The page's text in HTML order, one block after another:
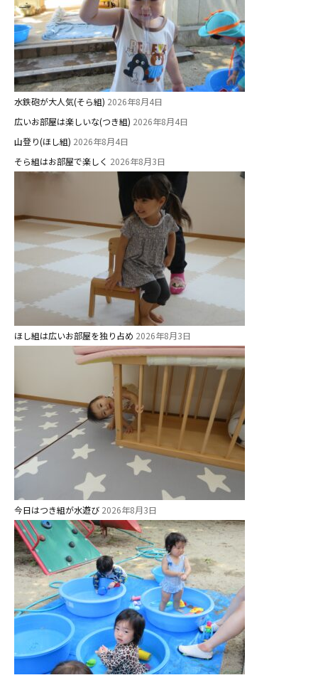
水鉄砲が大人気(そら組) 2026年8月4日
広いお部屋は楽しいな(つき組) 2026年8月4日
山登り(ほし組) 2026年8月4日
そら組はお部屋で楽しく 2026年8月3日
ほし組は広いお部屋を独り占め 2026年8月3日
今日はつき組が水遊び 2026年8月3日
年間⾏事
預かり保育［ヒラソル ]
美⽊多チコス
美⽊多チコスについて
美⽊多チコスブログ
未就園児クラス
0歳親子登園［マカロンクラス ]
1歳・2歳親子登園［マリポサクラ
ス ]
2歳児ひとり登園［ゆず組 ]
グループ施設・
関係先リンク
学校法⼈鴨⾕学園 鳳幼稚園
学校法⼈諏訪森学園 諏訪森幼稚
園
⼤阪府私⽴幼稚園連盟
社会福祉法人野田福祉会